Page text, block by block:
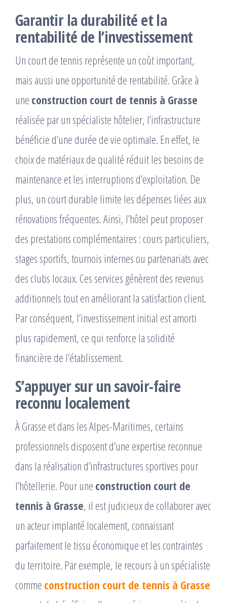
Garantir la durabilité et la
rentabilité de l’investissement
Un court de tennis représente un coût important,
mais aussi une opportunité de rentabilité. Grâce à
une construction court de tennis à Grasse
réalisée par un spécialiste hôtelier, l’infrastructure
bénéficie d’une durée de vie optimale. En effet, le
choix de matériaux de qualité réduit les besoins de
maintenance et les interruptions d’exploitation. De
plus, un court durable limite les dépenses liées aux
rénovations fréquentes. Ainsi, l’hôtel peut proposer
des prestations complémentaires : cours particuliers,
stages sportifs, tournois internes ou partenariats avec
des clubs locaux. Ces services génèrent des revenus
additionnels tout en améliorant la satisfaction client.
Par conséquent, l’investissement initial est amorti
plus rapidement, ce qui renforce la solidité
financière de l’établissement.
S’appuyer sur un savoir-faire
reconnu localement
À Grasse et dans les Alpes-Maritimes, certains
professionnels disposent d’une expertise reconnue
dans la réalisation d’infrastructures sportives pour
l’hôtellerie. Pour une construction court de
tennis à Grasse, il est judicieux de collaborer avec
un acteur implanté localement, connaissant
parfaitement le tissu économique et les contraintes
du territoire. Par exemple, le recours à un spécialiste
comme construction court de tennis à Grasse